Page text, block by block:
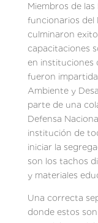
Miembros de
funcionarios del
culminaron
capacitaciones
en instituciones
fueron
Ambiente y
parte de una
Defensa
institución de
iniciar la
son los tachos
y materiales
Una correcta
donde estos